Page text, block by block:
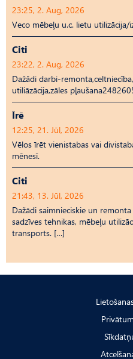
23:25, 2. Aug, 2026
Veco mēbeļu u.c. lietu
Citi
23:22, 2. Aug, 2026
Dažādi darbi-
utiliāzācija,zāles
Īrē
12:25, 21. Jūl, 2026
Vēlos īrēt vienistabas vai
mēnesī.
Citi
21:43, 13. Jūl, 2026
Dažādi saimnieciskie un
sadzīves tehnikas, mēbeļu
transports. […]